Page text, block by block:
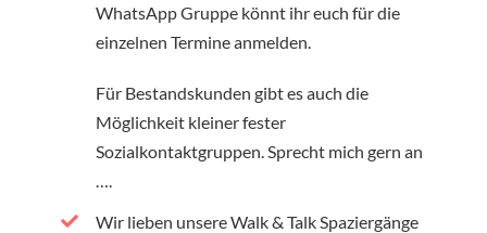
WhatsApp Gruppe könnt ihr euch für die
einzelnen Termine anmelden.
Für Bestandskunden gibt es auch die
Möglichkeit kleiner fester
Sozialkontaktgruppen. Sprecht mich gern an
Wir lieben unsere Walk & Talk Spaziergänge